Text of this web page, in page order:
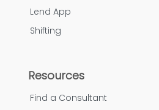
Lend App
Shifting
Resources
Find a Consultant